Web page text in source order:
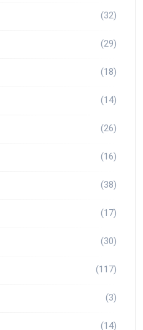
(32)
(29)
(18)
(14)
(26)
(16)
(38)
(17)
(30)
(117)
(3)
(14)